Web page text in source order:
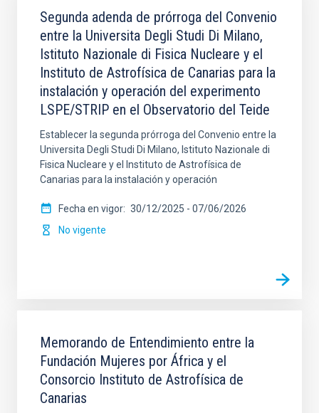
INSTITUCIÓN FIRMANTE
FECHA DE FIRMA (MIN)
ORDEN
Segunda adenda de prórroga del Convenio
entre la Universita Degli Studi Di Milano,
Istituto Nazionale di Fisica Nucleare y el
Instituto de Astrofísica de Canarias para la
instalación y operación del experimento
LSPE/STRIP en el Observatorio del Teide
Establecer la segunda prórroga del Convenio entre la
Universita Degli Studi Di Milano, Istituto Nazionale di
Fisica Nucleare y el Instituto de Astrofísica de
Canarias para la instalación y operación
Fecha en vigor 30/12/2025 - 07/06/2026
No vigente
Memorando de Entendimiento entre la
Fundación Mujeres por África y el
Consorcio Instituto de Astrofísica de
Canarias